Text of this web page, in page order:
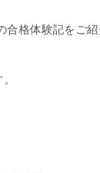
格体験記をご紹